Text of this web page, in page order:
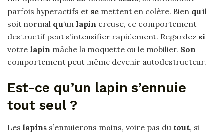
parfois hyperactifs et se mettent en colère. Bien qu‘il
soit normal qu‘un lapin creuse, ce comportement
destructif peut s’intensifier rapidement. Regardez si
votre lapin mâche la moquette ou le mobilier. Son
comportement peut même devenir autodestructeur.
Est-ce qu’un lapin s’ennuie
tout seul ?
Les lapins s’ennuierons moins, voire pas du tout, si